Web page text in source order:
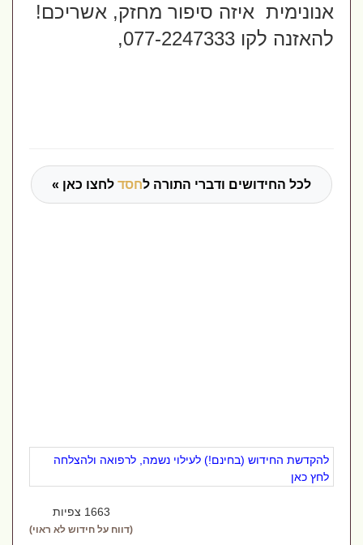
אנונימית  איזה סיפור מחזק, אשריכם!
להאזנה לקו 077-2247333,
לכל החידושים ודברי התורה לחסדלחצו כאן »
להקדשת החידוש (בחינם!) לעילוי נשמה, לרפואה ולהצלחה
לחץ כאן
1663 צפיות
(דווח על חידוש לא ראוי)